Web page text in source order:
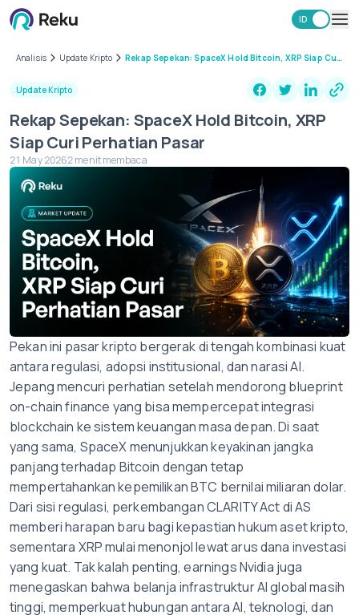
EN
ID
Learning Hub
Keamanan
Biaya
Lainnya
Unduh Aplikasi Reku
Analisis Update Kripto
Rekap Sepekan: SpaceX Hold Bitcoin, XRP Siap Curi
Update Kripto
Rekap Sepekan: SpaceX Hold Bitcoin, XRP
Siap Curi Perhatian Pasar
21 May 20262 menit membaca
Pekan ini pasar kripto bergerak di tengah kombinasi kuat
antara regulasi, adopsi institusional, dan narasi AI.
Jepang mencuri perhatian setelah mendorong blueprint
on-chain finance yang bisa mempercepat integrasi
blockchain ke sistem keuangan masa depan. Di saat
yang sama, SpaceX menunjukkan keyakinan jangka
panjang terhadap Bitcoin dengan tetap
mempertahankan kepemilikan BTC bernilai miliaran dolar.
Dari sisi regulasi, perkembangan CLARITY Act di AS
memberi harapan baru bagi kepastian hukum aset kripto,
sementara XRP mulai menonjol lewat arus dana investasi
yang kuat. Tak kalah penting, earnings Nvidia juga
menegaskan bahwa belanja infrastruktur AI global masih
tinggi, memperkuat hubungan antara AI, teknologi, dan